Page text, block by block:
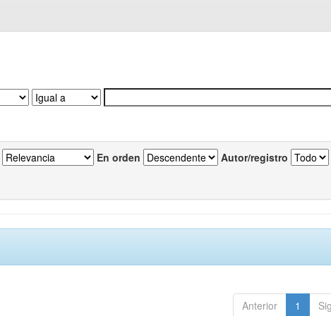
En orden Autor/registro
Anterior 1